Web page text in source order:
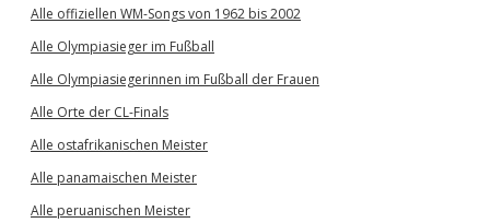
Alle offiziellen WM-Songs von 1962 bis 2002
Alle Olympiasieger im Fußball
Alle Olympiasiegerinnen im Fußball der Frauen
Alle Orte der CL-Finals
Alle ostafrikanischen Meister
Alle panamaischen Meister
Alle peruanischen Meister